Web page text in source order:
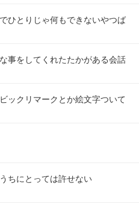
ひとりじゃ何もできないやつば
事をしてくれたたかがある会話
ックリマークとか絵文字ついて
ちにとっては許せない